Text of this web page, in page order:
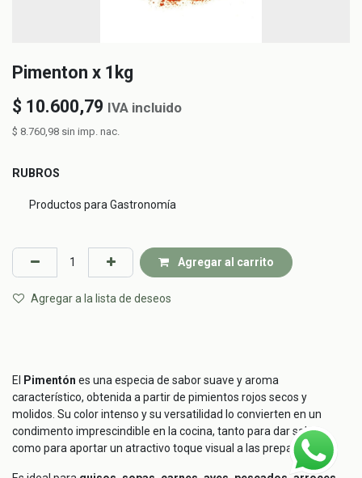
Pimenton x 1kg
$ 10.600,79 IVA incluido
$ 8.760,98 sin imp. nac.
RUBROS
Productos para Gastronomía
Agregar al carrito
Agregar a la lista de deseos
El Pimentón es una especia de sabor suave y aroma
característico, obtenida a partir de pimientos rojos secos y
molidos. Su color intenso y su versatilidad lo convierten en un
condimento imprescindible en la cocina, tanto para dar sabor
como para aportar un atractivo toque visual a las preparaciones.